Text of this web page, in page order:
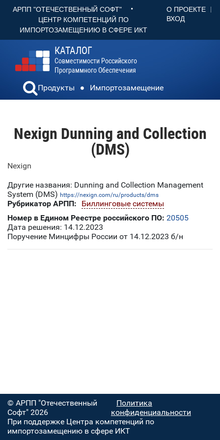
АРПП "ОТЕЧЕСТВЕННЫЙ СОФТ" •
ЦЕНТР КОМПЕТЕНЦИЙ ПО
ИМПОРТОЗАМЕЩЕНИЮ В СФЕРЕ ИКТ
О ПРОЕКТЕ
ВХОД
КАТАЛОГ
Совместимости Российского
Программного Обеспечения
Продукты Импортозамещение
Nexign Dunning and Collection
(DMS)
Nexign
Другие названия: Dunning and Collection Management
System (DMS) https://nexign.com/ru/products/dms
Рубрикатор АРПП:
Биллинговые системы
Номер в Едином Реестре российского ПО: 20505
Дата решения: 14.12.2023
Поручение Минцифры России от 14.12.2023 б/н
© АРПП "Отечественный
Софт" 2026
Политика
конфиденциальности
При поддержке Центра компетенций по
импортозамещению в сфере ИКТ